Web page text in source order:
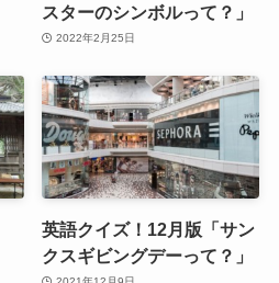
スターのシンボルって？」
2022年2月25日
英語クイズ！12月版「サン
クスギビングデーって？」